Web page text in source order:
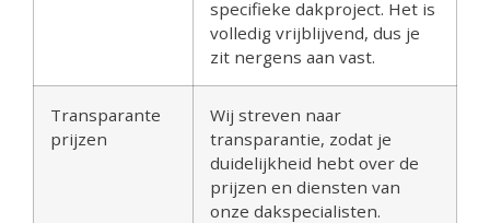
specifieke dakproject. Het is
volledig vrijblijvend, dus je
zit nergens aan vast.
Transparante
prijzen
Wij streven naar
transparantie, zodat je
duidelijkheid hebt over de
prijzen en diensten van
onze dakspecialisten.